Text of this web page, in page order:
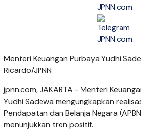
Menteri Keuangan Purbaya Yudhi
Ricardo/JPNN
jpnn.com, JAKARTA - Menteri
Yudhi Sadewa mengungkapkan
Pendapatan dan Belanja Negara
menunjukkan tren positif.